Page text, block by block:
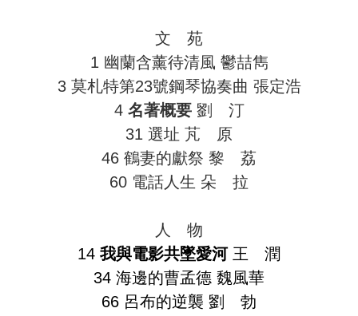
文 苑
1 幽蘭含薰待清風 鬱喆雋
3 莫札特第23號鋼琴協奏曲 張定浩
4 名著概要 劉 汀
31 選址 芃 原
46 鶴妻的獻祭 黎 荔
60 電話人生 朵 拉
人 物
14 我與電影共墜愛河 王 潤
34 海邊的曹孟德 魏風華
66 呂布的逆襲 劉 勃